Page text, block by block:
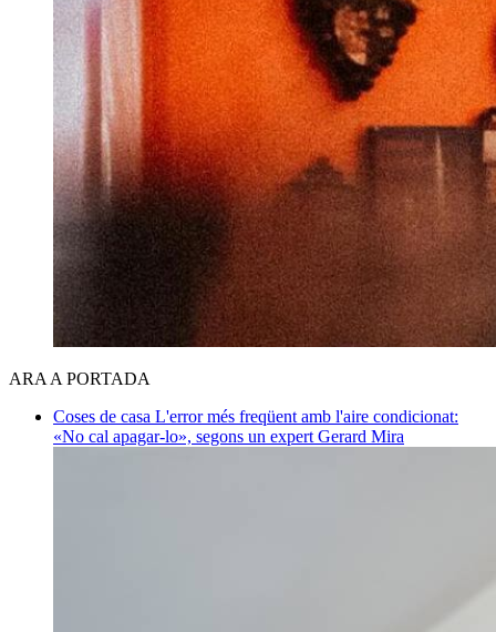
ARA A PORTADA
Coses de casa L'error més freqüent amb l'aire condicionat:
«No cal apagar-lo», segons un expert Gerard Mira